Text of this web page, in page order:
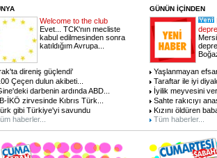
Welcome to the club
Evet... TCK'nın mecliste
kabul edilmesinden sonra
katıldığım Avrupa
direniş güçlendi'
Çeçen dulun akibeti
darbenin ardında ABD
İKÖ zirvesinde Kıbrıs Türk
gibi Türkiye'yi savundu
haberler...
GÜNÜN İÇİNDEN
Yaşlanmayan
Taraftar ile iyi
İyilik meyvesini
Sahte rakıcıyı
Kızını öldüren
Tüm haberler...